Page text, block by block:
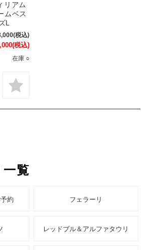
リアム
ベス
L
(税込)
(税込)
在庫 ○
覧
約 フェラーリ
レッドブル＆アルファタウリ